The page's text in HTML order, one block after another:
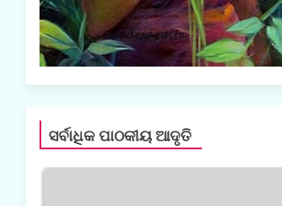
ସର୍ବାଧିକ ପାଠକୀୟ ଆଦୃତି